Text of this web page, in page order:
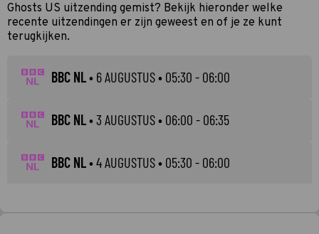
Ghosts US uitzending gemist? Bekijk hieronder welke
recente uitzendingen er zijn geweest en of je ze kunt
terugkijken.
BBC NL • 6 AUGUSTUS• 05:30 - 06:00
BBC NL •3 AUGUSTUS• 06:00 - 06:35
BBC NL •4 AUGUSTUS• 05:30 - 06:00